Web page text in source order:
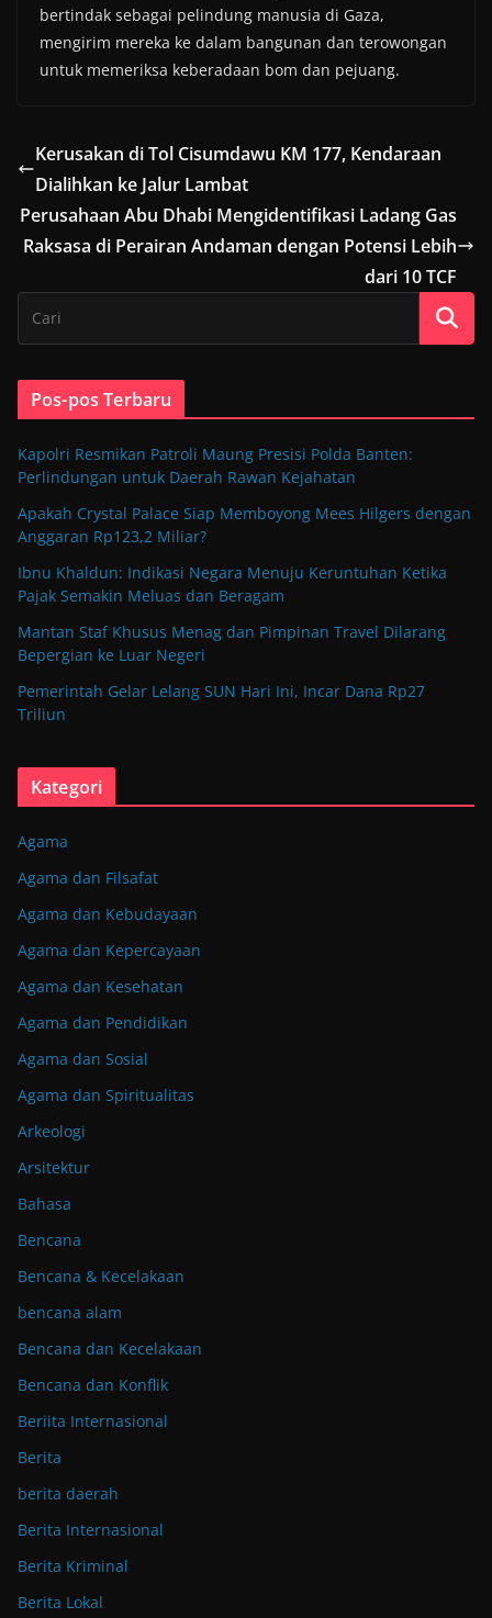
bertindak sebagai pelindung manusia di Gaza,
mengirim mereka ke dalam bangunan dan terowongan
untuk memeriksa keberadaan bom dan pejuang.
Kerusakan di Tol Cisumdawu KM 177, Kendaraan
Dialihkan ke Jalur Lambat
Perusahaan Abu Dhabi Mengidentifikasi Ladang Gas
Raksasa di Perairan Andaman dengan Potensi Lebih
dari 10 TCF
Pos-pos Terbaru
Kapolri Resmikan Patroli Maung Presisi Polda Banten:
Perlindungan untuk Daerah Rawan Kejahatan
Apakah Crystal Palace Siap Memboyong Mees Hilgers dengan
Anggaran Rp123,2 Miliar?
Ibnu Khaldun: Indikasi Negara Menuju Keruntuhan Ketika
Pajak Semakin Meluas dan Beragam
Mantan Staf Khusus Menag dan Pimpinan Travel Dilarang
Bepergian ke Luar Negeri
Pemerintah Gelar Lelang SUN Hari Ini, Incar Dana Rp27
Triliun
Kategori
Agama
Agama dan Filsafat
Agama dan Kebudayaan
Agama dan Kepercayaan
Agama dan Kesehatan
Agama dan Pendidikan
Agama dan Sosial
Agama dan Spiritualitas
Arkeologi
Arsitektur
Bahasa
Bencana
Bencana & Kecelakaan
bencana alam
Bencana dan Kecelakaan
Bencana dan Konflik
Beriita Internasional
Berita
berita daerah
Berita Internasional
Berita Kriminal
Berita Lokal